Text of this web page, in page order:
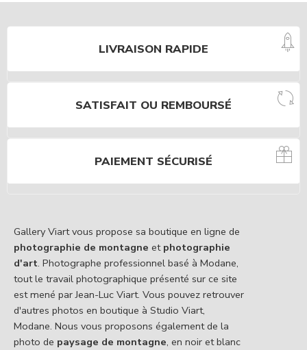
LIVRAISON RAPIDE
SATISFAIT OU REMBOURSÉ
PAIEMENT SÉCURISÉ
Gallery Viart vous propose sa boutique en ligne de
photographie de montagne et photographie
d'art. Photographe professionnel basé à Modane,
tout le travail photographique présenté sur ce site
est mené par Jean-Luc Viart. Vous pouvez retrouver
d'autres photos en boutique à Studio Viart,
Modane. Nous vous proposons également de la
photo de paysage de montagne, en noir et blanc